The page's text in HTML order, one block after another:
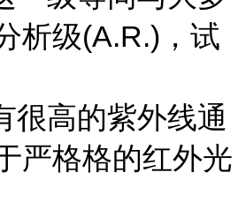
析级(A.R.)，试
很高的紫外线通
严格格的红外光